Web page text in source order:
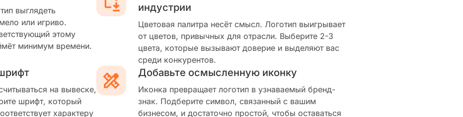
выглядеть
или игриво.
этому
минимум времени.
индустрии
Цветовая палитра несёт смысл. Логотип выигрывает
от цветов, привычных для отрасли. Выберите 2-3
цвета, которые вызывают доверие и выделяют вас
среди конкурентов.
на вывеске,
шрифт, который
характеру
Добавьте осмысленную иконку
Иконка превращает логотип в узнаваемый бренд-
знак. Подберите символ, связанный с вашим
бизнесом, и достаточно простой, чтобы оставаться